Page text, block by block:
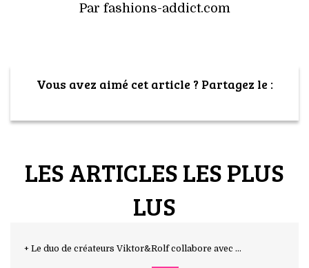
Par fashions-addict.com
Vous avez aimé cet article ? Partagez le :
LES ARTICLES LES PLUS
LUS
+ Le duo de créateurs Viktor&Rolf collabore avec ...